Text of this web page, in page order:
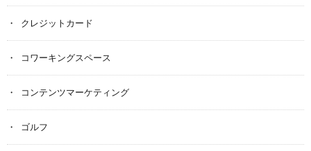
クレジットカード
コワーキングスペース
コンテンツマーケティング
ゴルフ